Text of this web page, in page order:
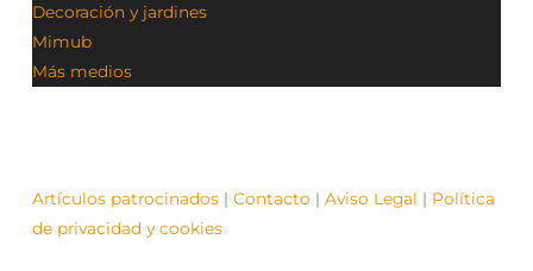
Decoración y jardines
Mimub
Más medios
Artículos patrocinados |Contacto |Aviso Legal | Política
de privacidad y cookies